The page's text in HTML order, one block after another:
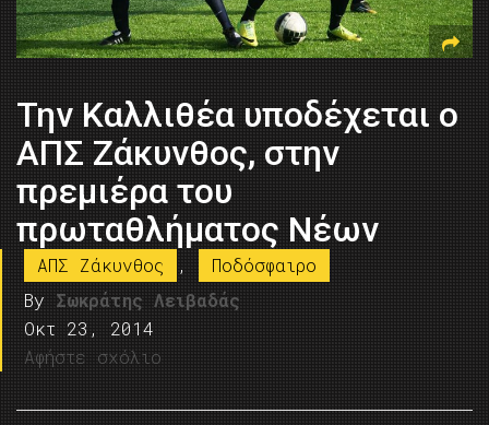
Την Καλλιθέα υποδέχεται ο
ΑΠΣ Ζάκυνθος, στην
πρεμιέρα του
πρωταθλήματος Νέων
ΑΠΣ Ζάκυνθος ,
Ποδόσφαιρο
By Σωκράτης Λειβαδάς
Οκτ 23, 2014
Αφήστε σχόλιο